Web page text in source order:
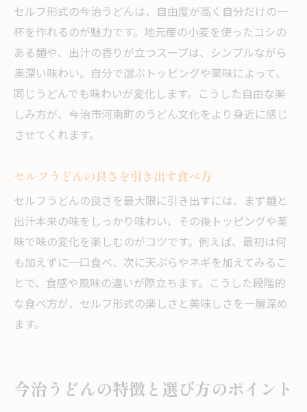
セルフ形式の今治うどんは、自由度が高く自分だけの一
杯を作れるのが魅力です。地元産の小麦を使ったコシの
ある麺や、出汁の香りが立つスープは、シンプルながら
奥深い味わい。自分で選ぶトッピングや薬味によって、
同じうどんでも味わいが変化します。こうした自由な楽
しみ方が、今治市河南町のうどん文化をより身近に感じ
させてくれます。
セルフうどんの良さを引き出す食べ方
セルフうどんの良さを最大限に引き出すには、まず麺と
出汁本来の味をしっかり味わい、その後トッピングや薬
味で味の変化を楽しむのがコツです。例えば、最初は何
も加えずに一口食べ、次に天ぷらやネギを加えてみるこ
とで、食感や風味の違いが際立ちます。こうした段階的
な食べ方が、セルフ形式の楽しさと美味しさを一層深め
ます。
今治うどんの特徴と選び方のポイント